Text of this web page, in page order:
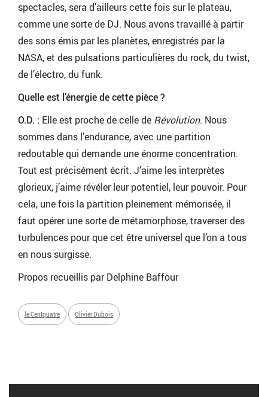
spectacles, sera d’ailleurs cette fois sur le plateau,
comme une sorte de DJ. Nous avons travaillé à partir
des sons émis par les planètes, enregistrés par la
NASA, et des pulsations particulières du rock, du twist,
de l’électro, du funk.
Quelle est l’énergie de cette pièce ?
O.D. : Elle est proche de celle de Révolution. Nous
sommes dans l’endurance, avec une partition
redoutable qui demande une énorme concentration.
Tout est précisément écrit. J’aime les interprètes
glorieux, j’aime révéler leur potentiel, leur pouvoir. Pour
cela, une fois la partition pleinement mémorisée, il
faut opérer une sorte de métamorphose, traverser des
turbulences pour que cet être universel que l’on a tous
en nous surgisse.
Propos recueillis par Delphine Baffour
le Centquatre Olivier Dubois